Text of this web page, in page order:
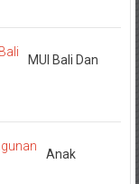
MUI Bali Dan
Anak